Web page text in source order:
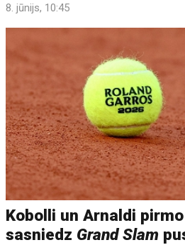
8. jūnijs, 10:45
Kobolli un Arnaldi
sasniedz Grand Slam